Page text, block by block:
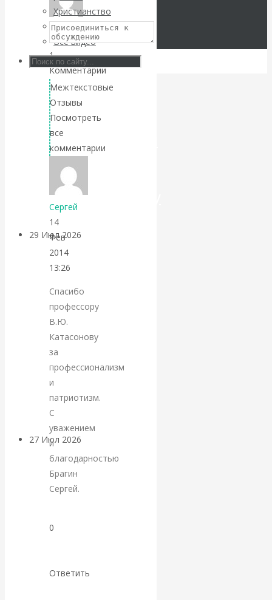
Христианство
История России
Все видео
Валентин
Катасонов.
Искусственный
интеллект —
революционный
переход к
посткапитализму
29 Июл 2026
финансовая олигархия
Валентин
Катасонов.
«Мировые
ростовщики»:
вчера и сегодня
27 Июл 2026
валютная система
Валентин
КАтасонов.
ОТМЫВАНИЯ
1
Комментарий
Межтекстовые
Отзывы
Посмотреть
все
комментарии
Сергей
14
Фев
2014
13:26
Спасибо
профессору
В.Ю.
Катасонову
за
профессионализм
и
патриотизм.
С
уважением
и
благодарностью
Брагин
Сергей.
0
Ответить